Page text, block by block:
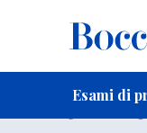
Esami di